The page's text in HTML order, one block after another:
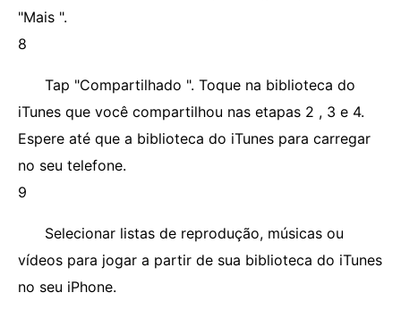
"Mais ".
8
Tap "Compartilhado ". Toque na biblioteca do
iTunes que você compartilhou nas etapas 2 , 3 e 4.
Espere até que a biblioteca do iTunes para carregar
no seu telefone.
9
Selecionar listas de reprodução, músicas ou
vídeos para jogar a partir de sua biblioteca do iTunes
no seu iPhone.